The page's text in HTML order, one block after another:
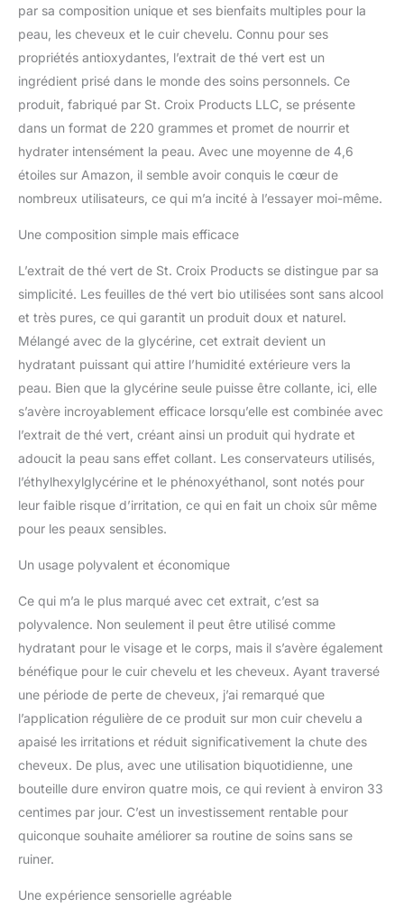
Dites adieu aux
particules indésirables et
bonjour à une meilleure
santé ! 2. Améliorez votre
régime de beauté : que
vous soyez un
formulateur expérimenté
produits faits maison,
notre extrait de thé vert
concentré de qualité
arme secrète. Améliorez
la peau et des cheveux
avec cette merveille
naturelle à laquelle les
font confiance. 3.
Intégration facile,
résultats exceptionnels :
ajoutez sans effort notre
routine quotidienne. Il
suffit de le mélanger avec
votre lotion, crème,
sérum ou shampooing
antioxydant. Ou
appliquer directement
sur la peau ou le cuir
stimulation rapide. 5.
Naturellement soutenu
par la cannelle et sans
alcool : notre extrait de
thé vert, naturellement
fabriqué avec des
méthodes enzymatiques
les plus modernes, ne
contient pas d'alcool
pour un complément pur
routine de soins de la
optimisé pour la
par sa composition unique et ses bienfaits multiples pour la
peau, les cheveux et le cuir chevelu. Connu pour ses
propriétés antioxydantes, l’extrait de thé vert est un
ingrédient prisé dans le monde des soins personnels. Ce
produit, fabriqué par St. Croix Products LLC, se présente
dans un format de 220 grammes et promet de nourrir et
hydrater intensément la peau. Avec une moyenne de 4,6
étoiles sur Amazon, il semble avoir conquis le cœur de
nombreux utilisateurs, ce qui m’a incité à l’essayer moi-même.
Une composition simple mais efficace
L’extrait de thé vert de St. Croix Products se distingue par sa
simplicité. Les feuilles de thé vert bio utilisées sont sans alcool
et très pures, ce qui garantit un produit doux et naturel.
Mélangé avec de la glycérine, cet extrait devient un
hydratant puissant qui attire l’humidité extérieure vers la
peau. Bien que la glycérine seule puisse être collante, ici, elle
s’avère incroyablement efficace lorsqu’elle est combinée avec
l’extrait de thé vert, créant ainsi un produit qui hydrate et
adoucit la peau sans effet collant. Les conservateurs utilisés,
l’éthylhexylglycérine et le phénoxyéthanol, sont notés pour
leur faible risque d’irritation, ce qui en fait un choix sûr même
pour les peaux sensibles.
Un usage polyvalent et économique
Ce qui m’a le plus marqué avec cet extrait, c’est sa
polyvalence. Non seulement il peut être utilisé comme
hydratant pour le visage et le corps, mais il s’avère également
bénéfique pour le cuir chevelu et les cheveux. Ayant traversé
une période de perte de cheveux, j’ai remarqué que
l’application régulière de ce produit sur mon cuir chevelu a
apaisé les irritations et réduit significativement la chute des
cheveux. De plus, avec une utilisation biquotidienne, une
bouteille dure environ quatre mois, ce qui revient à environ 33
centimes par jour. C’est un investissement rentable pour
quiconque souhaite améliorer sa routine de soins sans se
ruiner.
Une expérience sensorielle agréable